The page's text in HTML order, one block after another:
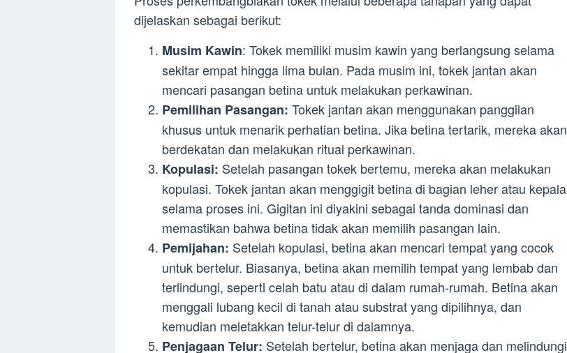
dijelaskan sebagai berikut:
Musim Kawin: Tokek memiliki musim kawin yang berlangsung selama
sekitar empat hingga lima bulan. Pada musim ini, tokek jantan akan
mencari pasangan betina untuk melakukan perkawinan.
Pemilihan Pasangan: Tokek jantan akan menggunakan panggilan
khusus untuk menarik perhatian betina. Jika betina tertarik, mereka akan
berdekatan dan melakukan ritual perkawinan.
Kopulasi: Setelah pasangan tokek bertemu, mereka akan melakukan
kopulasi. Tokek jantan akan menggigit betina di bagian leher atau kepala
selama proses ini. Gigitan ini diyakini sebagai tanda dominasi dan
memastikan bahwa betina tidak akan memilih pasangan lain.
Pemijahan: Setelah kopulasi, betina akan mencari tempat yang cocok
untuk bertelur. Biasanya, betina akan memilih tempat yang lembab dan
terlindungi, seperti celah batu atau di dalam rumah-rumah. Betina akan
menggali lubang kecil di tanah atau substrat yang dipilihnya, dan
kemudian meletakkan telur-telur di dalamnya.
Penjagaan Telur: Setelah bertelur, betina akan menjaga dan melindungi